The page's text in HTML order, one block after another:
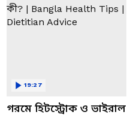
গরমে হিটস্ট্রোক ও ভাইরাল
19:27